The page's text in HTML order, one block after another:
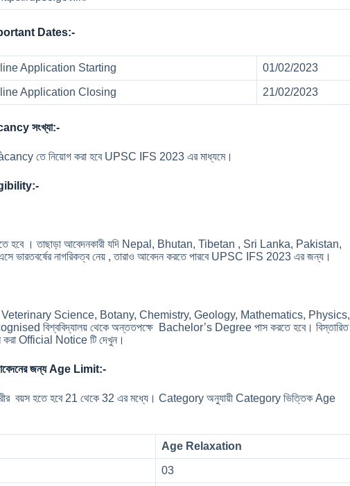
Dates:-
Application Starting 01/02/2023
Application Closing 21/02/2023
সংখ্যা:-
তে নিয়োগ করা হবে UPSC IFS 2023 এর মাধ্যমে।
হতে হবে । তাছাড়া আবেদনকারী যদি Nepal, Bhutan, Tibetan , Sri Lanka, Pakistan,
ভারতবর্ষের নাগরিকত্ব নেয় , তারাও আবেদন করতে পারবে UPSC IFS 2023 এর জন্য।
Veterinary Science, Botany, Chemistry, Geology, Mathematics, Physics,
বিশ্ববিদ্যালয় থেকে অন্ততপক্ষে Bachelor’s Degree পাস করতে হবে। বিস্তারিত
Official Notice টি দেখুন।
জন্য Age Limit:-
বয়স হতে হবে 21 থেকে 32 এর মধ্যে। Category অনুযায়ী Category ভিত্তিক Age
Age Relaxation
03